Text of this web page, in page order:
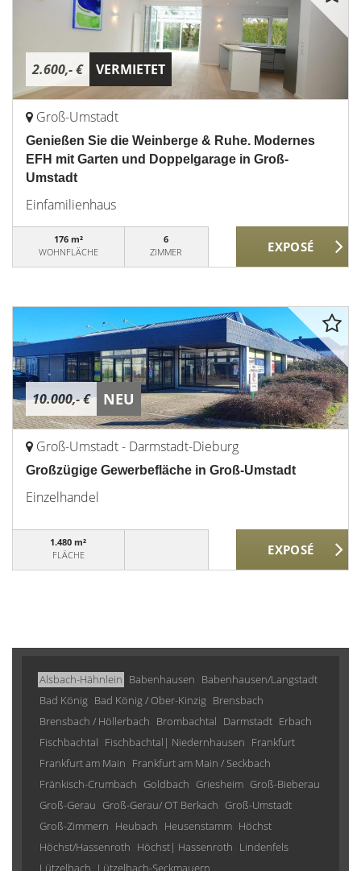
2.600,- € VERMIETET
Groß-Umstadt
Genießen Sie die Weinberge & Ruhe. Modernes
EFH mit Garten und Doppelgarage in Groß-
Umstadt
Einfamilienhaus
176 m²
WOHNFLÄCHE
6
ZIMMER
10.000,- € NEU
Groß-Umstadt - Darmstadt-Dieburg
Großzügige Gewerbefläche in Groß-Umstadt
Einzelhandel
1.480 m²
FLÄCHE
Alsbach-Hähnlein Babenhausen Babenhausen/Langstadt
Bad König Bad König / Ober-Kinzig Brensbach
Brensbach / Höllerbach Brombachtal Darmstadt Erbach
Fischbachtal Fischbachtal| Niedernhausen Frankfurt
Frankfurt am Main Frankfurt am Main / Seckbach
Fränkisch-Crumbach Goldbach Griesheim Groß-Bieberau
Groß-Gerau Groß-Gerau/ OT Berkach Groß-Umstadt
Groß-Zimmern Heubach Heusenstamm Höchst
Höchst/Hassenroth Höchst| Hassenroth Lindenfels
Lützelbach Lützelbach-Seckmauern